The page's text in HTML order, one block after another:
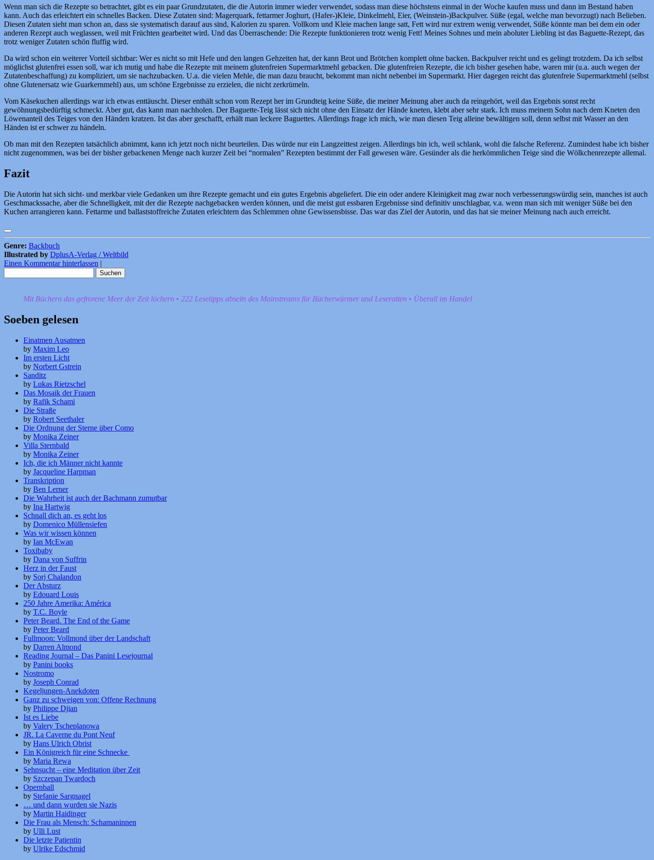
Wenn man sich die Rezepte so betrachtet, gibt es ein paar Grundzutaten, die die Autorin immer wieder verwendet, sodass man diese höchstens einmal in der Woche kaufen muss und dann im Bestand haben
kann. Auch das erleichtert ein schnelles Backen. Diese Zutaten sind: Magerquark, fettarmer Joghurt, (Hafer-)Kleie, Dinkelmehl, Eier, (Weinstein-)Backpulver. Süße (egal, welche man bevorzugt) nach Belieben.
Diesen Zutaten sieht man schon an, dass sie systematisch darauf aus sind, Kalorien zu sparen. Vollkorn und Kleie machen lange satt, Fett wird nur extrem wenig verwendet, Süße könnte man bei dem ein oder
anderen Rezept auch weglassen, weil mit Früchten gearbeitet wird. Und das Überraschende: Die Rezepte funktionieren trotz wenig Fett! Meines Sohnes und mein aboluter Liebling ist das Baguette-Rezept, das
trotz weniger Zutaten schön fluffig wird.
Da wird schon ein weiterer Vorteil sichtbar: Wer es nicht so mit Hefe und den langen Gehzeiten hat, der kann Brot und Brötchen komplett ohne backen. Backpulver reicht und es gelingt trotzdem. Da ich selbst
möglichst glutenfrei essen soll, war ich mutig und habe die Rezepte mit meinem glutenfreien Supermarktmehl gebacken. Die glutenfreien Rezepte, die ich bisher gesehen habe, waren mir (u.a. auch wegen der
Zutatenbeschaffung) zu kompliziert, um sie nachzubacken. U.a. die vielen Mehle, die man dazu braucht, bekommt man nicht nebenbei im Supermarkt. Hier dagegen reicht das glutenfreie Supermarktmehl (selbst
ohne Glutenersatz wie Guarkernmehl) aus, um schöne Ergebnisse zu erzielen, die nicht zerkrümeln.
Vom Käsekuchen allerdings war ich etwas enttäuscht. Dieser enthält schon vom Rezept her im Grundteig keine Süße, die meiner Meinung aber auch da reingehört, weil das Ergebnis sonst recht
gewöhnungsbedürftig schmeckt. Aber gut, das kann man nachholen. Der Baguette-Teig lässt sich nicht ohne den Einsatz der Hände kneten, klebt aber sehr stark. Ich muss meinem Sohn nach dem Kneten den
Löwenanteil des Teiges von den Händen kratzen. Ist das aber geschafft, erhält man leckere Baguettes. Allerdings frage ich mich, wie man diesen Teig alleine bewältigen soll, denn selbst mit Wasser an den
Händen ist er schwer zu händeln.
Ob man mit den Rezepten tatsächlich abnimmt, kann ich jetzt noch nicht beurteilen. Das würde nur ein Langzeittest zeigen. Allerdings bin ich, weil schlank, wohl die falsche Referenz. Zumindest habe ich bisher
nicht zugenommen, was bei der bisher gebackenen Menge nach kurzer Zeit bei “normalen” Rezepten bestimmt der Fall gewesen wäre. Gesünder als die herkömmlichen Teige sind die Wölkchenrezepte allemal.
Fazit
Die Autorin hat sich sicht- und merkbar viele Gedanken um ihre Rezepte gemacht und ein gutes Ergebnis abgeliefert. Die ein oder andere Kleinigkeit mag zwar noch verbesserungswürdig sein, manches ist auch
Geschmackssache, aber die Schnelligkeit, mit der die Rezepte nachgebacken werden können, und die meist gut essbaren Ergebnisse sind definitiv unschlagbar, v.a. wenn man sich mit weniger Süße bei den
Kuchen arrangieren kann. Fettarme und ballaststoffreiche Zutaten erleichtern das Schlemmen ohne Gewissensbisse. Das war das Ziel der Autorin, und das hat sie meiner Meinung nach auch erreicht.
Genre: Backbuch
Illustrated by DplusA-Verlag / Weltbild
Einen Kommentar hinterlassen |
nach:
Mit Büchern das gefrorene Meer der Zeit löchern • 222 Lesetipps abseits des Mainstreams für Bücherwürmer und Leseratten • Überall im Handel
Soeben gelesen
Einatmen Ausatmen
by Maxim Leo
Im ersten Licht
by Norbert Gstrein
Sanditz
by Lukas Rietzschel
Das Mosaik der Frauen
by Rafik Schami
Die Straße
by Robert Seethaler
Die Ordnung der Sterne über Como
by Monika Zeiner
Villa Sternbald
by Monika Zeiner
Ich, die ich Männer nicht kannte
by Jacqueline Harpman
Transkription
by Ben Lerner
Die Wahrheit ist auch der Bachmann zumutbar
by Ina Hartwig
Schnall dich an, es geht los
by Domenico Müllensiefen
Was wir wissen können
by Ian McEwan
Toxibaby
by Dana von Suffrin
Herz in der Faust
by Sorj Chalandon
Der Absturz
by Edouard Louis
250 Jahre Amerika: América
by T.C. Boyle
Peter Beard. The End of the Game
by Peter Beard
Fullmoon: Vollmond über der Landschaft
by Darren Almond
Reading Journal – Das Panini Lesejournal
by Panini books
Nostromo
by Joseph Conrad
Kegeljungen-Anekdoten
Ganz zu schweigen von: Offene Rechnung
by Philippe Djian
Ist es Liebe
by Valery Tscheplanowa
JR. La Caverne du Pont Neuf
by Hans Ulrich Obrist
Ein Königreich für eine Schnecke
by Maria Rewa
Sehnsucht – eine Meditation über Zeit
by Szczepan Twardoch
Opernball
by Stefanie Sargnagel
… und dann wurden sie Nazis
by Martin Haidinger
Die Frau als Mensch: Schamaninnen
by Ulli Lust
Die letzte Patientin
by Ulrike Edschmid